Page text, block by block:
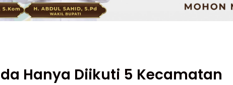
Hanya Diikuti 5 Kecamatan